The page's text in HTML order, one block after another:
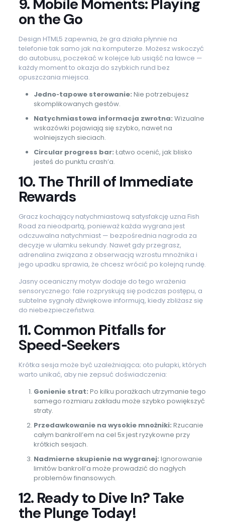
9. Mobile Moments: Playing
on the Go
Design HTML5 zapewnia, że gra działa płynnie na
telefonie tak samo jak na komputerze. Możesz wskoczyć
do autobusu, poczekać w kolejce lub usiąść na ławce —
każdy moment to okazja do szybkich rund bez
opuszczania miejsca.
Jedno‑tapowe sterowanie: Nie potrzebujesz
skomplikowanych gestów.
Natychmiastowa informacja zwrotna: Wizualne
wskazówki pojawiają się szybko, nawet na
wolniejszych sieciach.
Circular progress bar: Łatwo ocenić, jak blisko
jesteś do punktu crash’a.
10. The Thrill of Immediate
Rewards
Gracz kochający natychmiastową satysfakcję uzna Fish
Road za nieodpartą, ponieważ każda wygrana jest
odczuwalna natychmiast — bezpośrednia nagroda za
decyzje w ułamku sekundy. Nawet gdy przegrasz,
adrenalina związana z obserwacją wzrostu mnożnika i
jego upadku sprawia, że chcesz wrócić po kolejną rundę.
Jasny oceaniczny motyw dodaje do tego wrażenia
sensorycznego: fale rozpryskują się podczas postępu, a
subtelne sygnały dźwiękowe informują, kiedy zbliżasz się
do niebezpieczeństwa.
11. Common Pitfalls for
Speed‑Seekers
Krótka sesja może być uzależniająca; oto pułapki, których
warto unikać, aby nie zepsuć doświadczenia:
Gonienie strat: Po kilku porażkach utrzymanie tego
samego rozmiaru zakładu może szybko powiększyć
straty.
Przedawkowanie na wysokie mnożniki: Rzucanie
całym bankroll’em na cel 5x jest ryzykowne przy
krótkich sesjach.
Nadmierne skupienie na wygranej: Ignorowanie
limitów bankroll’a może prowadzić do nagłych
problemów finansowych.
12. Ready to Dive In? Take
the Plunge Today!